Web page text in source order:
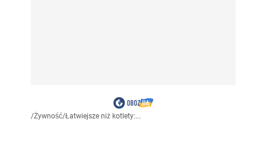
/Żywność/Łatwiejsze niż kotlety:...